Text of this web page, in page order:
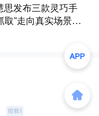
思发布三款灵巧手
取”走向真实场景作